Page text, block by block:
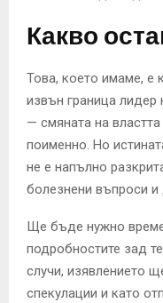
Какво
Това, което имаме, е
извън граница лидер
— смяната на
поименно. Но
не е напълно
болезнени въпроси и
Ще бъде нужно
подробностите зад
случи, изявлението
спекулации и като